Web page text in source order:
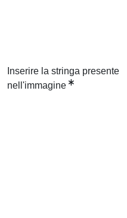
Inserire la stringa presente
nell'immagine